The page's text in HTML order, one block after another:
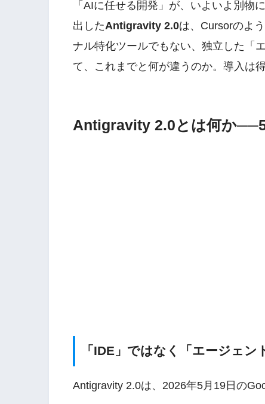
「AIに任せる開発」が、いよいよ別物
出したAntigravity 2.0は、Cursorのよ
ナル特化ツールでもない、独立した「
て、これまでと何が違うのか。導入は
Antigravity 2.0とは何か
「IDE」ではなく「エージェン
Antigravity 2.0は、2026年5月19日の